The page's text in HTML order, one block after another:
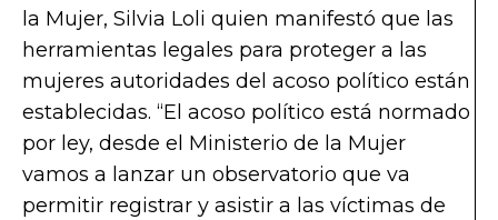
la Mujer, Silvia Loli quien manifestó que las
herramientas legales para proteger a las
mujeres autoridades del acoso político están
establecidas. “El acoso político está normado
por ley, desde el Ministerio de la Mujer
vamos a lanzar un observatorio que va
permitir registrar y asistir a las víctimas de